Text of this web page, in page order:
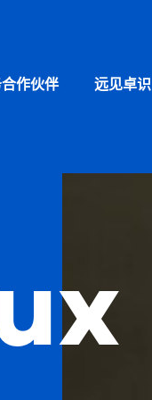
作伙伴 远见卓识